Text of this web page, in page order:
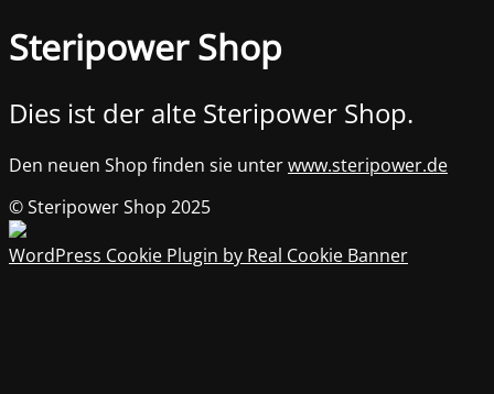
Steripower Shop
Dies ist der alte Steripower Shop.
Den neuen Shop finden sie unterwww.steripower.de
© Steripower Shop 2025
WordPress Cookie Plugin by Real Cookie Banner